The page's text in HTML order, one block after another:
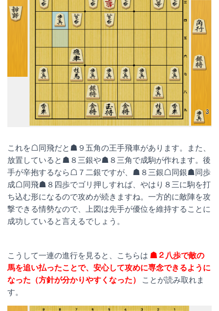
これを☖同飛だと☗９五角の王手飛車があります。また、
放置していると☗８三銀や☗８三角で成駒が作れます。後
手が辛抱するなら☖７二銀ですが、☗８三銀☖同銀☗同歩
成☖同飛☗８四歩でゴリ押しすれば、やはり８三に駒を打
ち込む形になるので攻めが続きますね。一方的に敵陣を攻
撃できる情勢なので、上図は先手が優位を維持することに
成功していると言えるでしょう。
こうして一連の進行を見ると、こちらは ☗２八歩で敵の
馬を追い払ったことで、安心して攻めに専念できるように
なった（方針が分かりやすくなった）
ことが読み取れま
す。